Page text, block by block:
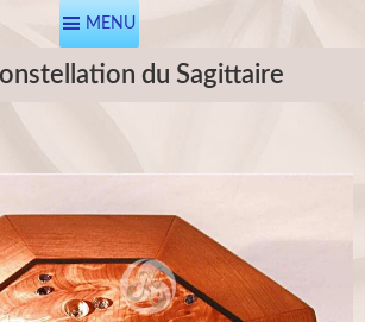
MENU
du Sagittaire